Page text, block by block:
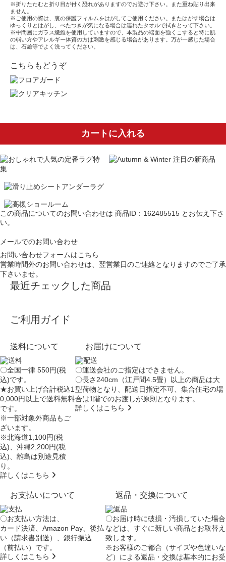
※折りたたむと折り目が付く恐れがありますのでお避け下さい。また重ね貼り出来
ません。
※ご使用の際は、裏の保護フィルムをはがしてご使用ください。またはがす場合は
ゆっくりとはがし、べたつきが気になる場合は濡れたタオルで拭きとって下さい。
※中間層にガラス繊維を使用していますので、本製品の端面を強くこすると特に肌
の弱い方やアレルギー体質の方は刺激を感じる場合があります。万が一感じた場合
は、石鹼等でよく洗ってください。
こちらもどうぞ
カートに入れる
この商品についてのお問い合わせは 商品ID：162485515 とお伝え下さ
い。
メールでのお問い合わせ
お問い合わせフォームはこちら
営業時間外のお問い合わせは、翌営業日のご連絡となりますのでご了承
下さいませ。
最近チェックした商品
ご利用ガイド
送料について
〇全国一律 550円(税
込)です。
★お買い上げ合計税込1
0,000円以上で送料無料
です。
※一部対象外商品もご
ざいます。
※北海道1,100円(税
込)、沖縄2,200円(税
込)、離島は別途見積
り。
詳しくはこちら
お届けについて
〇運送会社のご指定はできません。
〇長さ240cm（江戸間4.5畳）以上の商品は大
型荷物となり、配送日指定不可、集合住宅の場
合は1階でのお渡しが原則となります。
詳しくはこちら
お支払いについて
〇お支払い方法は、
カード決済、Amazon Pay、後払
い（請求書別送）、銀行振込
（前払い）です。
詳しくはこちら
返品・交換について
〇お届け時に破損・汚損していた場合
などは、すぐに新しい商品とお取替え
致します。
※お客様のご都合（サイズや色違いな
ど）による返品・交換は基本的にお受